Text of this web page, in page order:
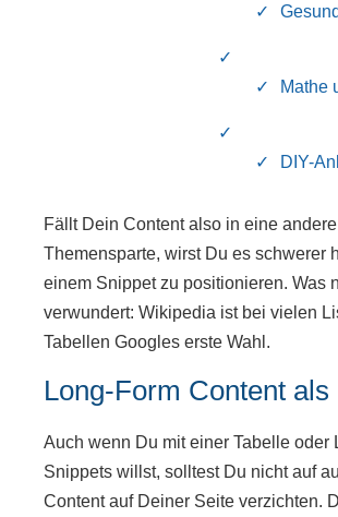
Mathe
DIY-
Fällt Dein Content also in eine andere
Themensparte, wirst Du es schwerer
einem Snippet zu positionieren. Was
verwundert: Wikipedia ist bei vielen
Tabellen Googles erste Wahl.
Long-Form Content als
Auch wenn Du mit einer Tabelle oder
Snippets willst, solltest Du nicht auf
Content auf Deiner Seite verzichten.